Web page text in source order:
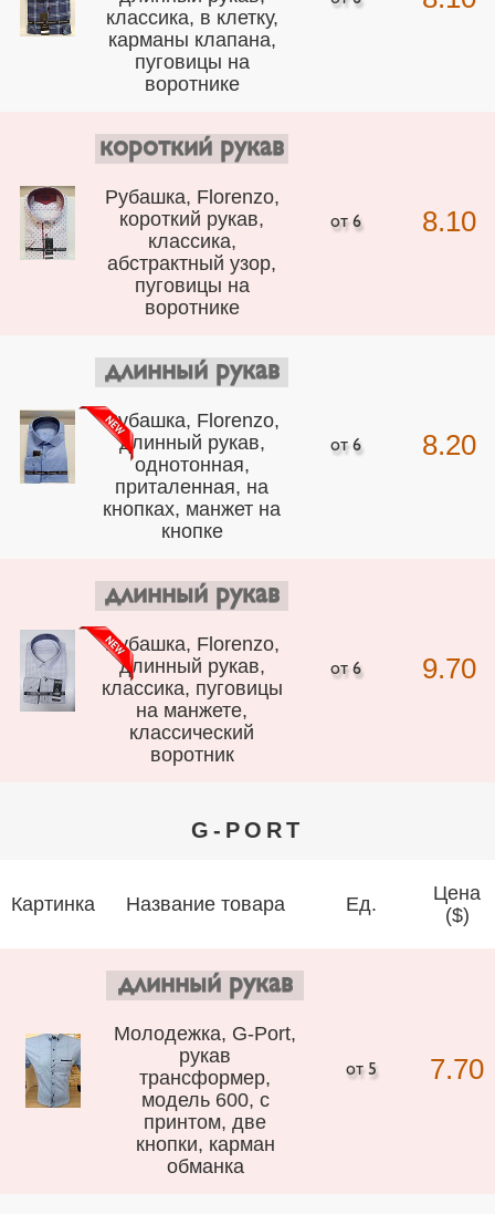
классика, в клетку,
карманы клапана,
пуговицы на
воротнике
короткий рукав
Рубашка, Florenzo,
короткий рукав,
классика,
абстрактный узор,
пуговицы на
воротнике
8.10
длинный рукав
Рубашка, Florenzo,
длинный рукав,
однотонная,
приталенная, на
кнопках, манжет на
кнопке
8.20
длинный рукав
Рубашка, Florenzo,
длинный рукав,
классика, пуговицы
на манжете,
классический
воротник
9.70
G-PORT
Картинка Название товара Ед.
Цена
($)
длинный рукав
Молодежка, G-Port,
рукав
трансформер,
модель 600, с
принтом, две
кнопки, карман
обманка
7.70